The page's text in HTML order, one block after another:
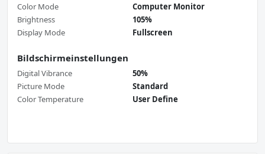
Color Mode
Computer Monitor
Brightness
105%
Display Mode
Fullscreen
Bildschirmeinstellungen
Digital Vibrance
50%
Picture Mode
Standard
Color Temperature
User Define